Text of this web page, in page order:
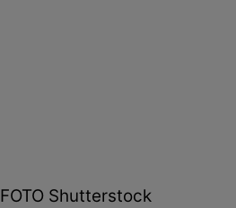
FOTO Shutterstock